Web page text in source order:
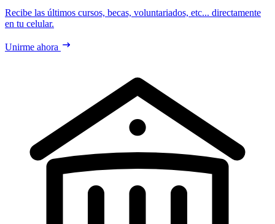
Recibe las últimos cursos, becas, voluntariados, etc... directamente
en tu celular.
Unirme ahora